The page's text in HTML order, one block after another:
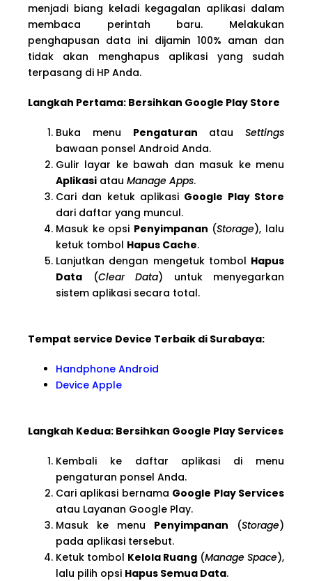
menjadi biang keladi kegagalan aplikasi dalam
membaca perintah baru. Melakukan
penghapusan data ini dijamin 100% aman dan
tidak akan menghapus aplikasi yang sudah
terpasang di HP Anda.
Langkah Pertama: Bersihkan Google Play Store
Buka menu Pengaturan atau Settings
bawaan ponsel Android Anda.
Gulir layar ke bawah dan masuk ke menu
Aplikasi atau Manage Apps.
Cari dan ketuk aplikasi Google Play Store
dari daftar yang muncul.
Masuk ke opsi Penyimpanan (Storage), lalu
ketuk tombol Hapus Cache.
Lanjutkan dengan mengetuk tombol Hapus
Data (Clear Data) untuk menyegarkan
sistem aplikasi secara total.
Tempat service Device Terbaik di Surabaya:
Handphone Android
Device Apple
Langkah Kedua: Bersihkan Google Play Services
Kembali ke daftar aplikasi di menu
pengaturan ponsel Anda.
Cari aplikasi bernama Google Play Services
atau Layanan Google Play.
Masuk ke menu Penyimpanan (Storage)
pada aplikasi tersebut.
Ketuk tombol Kelola Ruang (Manage Space),
lalu pilih opsi Hapus Semua Data.